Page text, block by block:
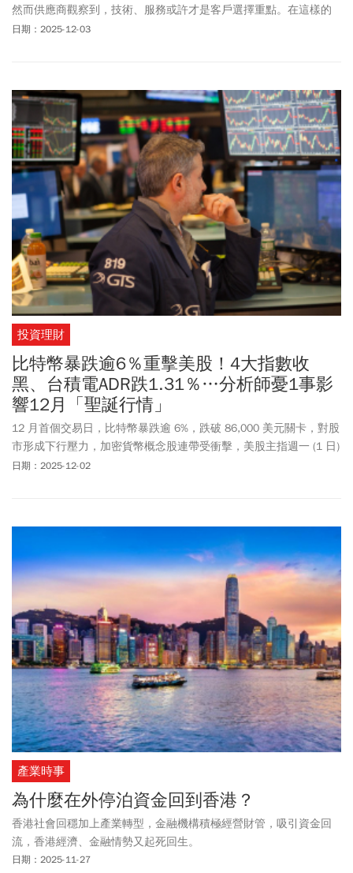
然而供應商觀察到，技術、服務或許才是客戶選擇重點。在這樣的
格局下，包括加拿大電子代工廠、中國光模組廠、台灣光通訊元件
日期：2025-12-03
投資理財
比特幣暴跌逾6％重擊美股！4大指數收
黑、台積電ADR跌1.31％…分析師憂1事影
響12月「聖誕行情」
12 月首個交易日，比特幣暴跌逾 6%，跌破 86,000 美元關卡，對股
市形成下行壓力，加密貨幣概念股連帶受衝擊，美股主指週一 (1 日)
盡墨。在日本股債雙殺引發連鎖反應，賣壓擴散至全球債市，美債
日期：2025-12-02
產業時事
為什麼在外停泊資金回到香港？
香港社會回穩加上產業轉型，金融機構積極經營財管，吸引資金回
流，香港經濟、金融情勢又起死回生。
日期：2025-11-27